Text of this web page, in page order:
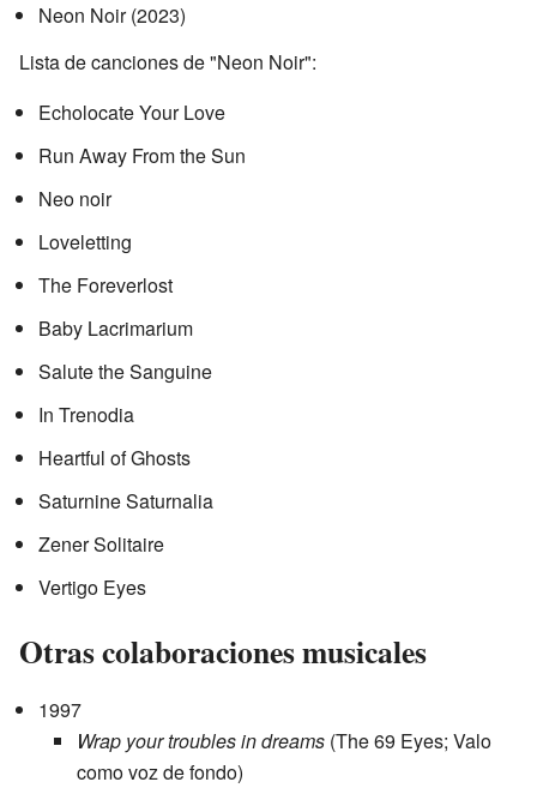
Neon Noir (2023)
Lista de canciones de "Neon Noir":
Echolocate Your Love
Run Away From the Sun
Neo noir
Loveletting
The Foreverlost
Baby Lacrimarium
Salute the Sanguine
In Trenodia
Heartful of Ghosts
Saturnine Saturnalia
Zener Solitaire
Vertigo Eyes
Otras colaboraciones musicales
1997
Wrap your troubles in dreams (The 69 Eyes; Valo
como voz de fondo)